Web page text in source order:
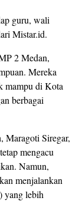
guru, wali
Mistar.id.
2 Medan,
Mereka
mampu di Kota
berbagai
Maragoti Siregar,
mengacu
Namun,
menjalankan
yang lebih